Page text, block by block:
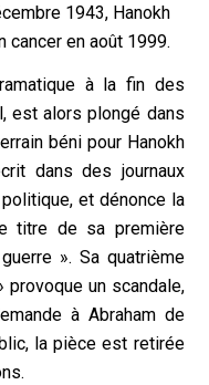
1943, Hanokh
cancer en août 1999.
à la fin des
est alors plongé dans
béni pour Hanokh
dans des journaux
et dénonce la
titre de sa première
». Sa quatrième
provoque un scandale,
à Abraham de
la pièce est retirée